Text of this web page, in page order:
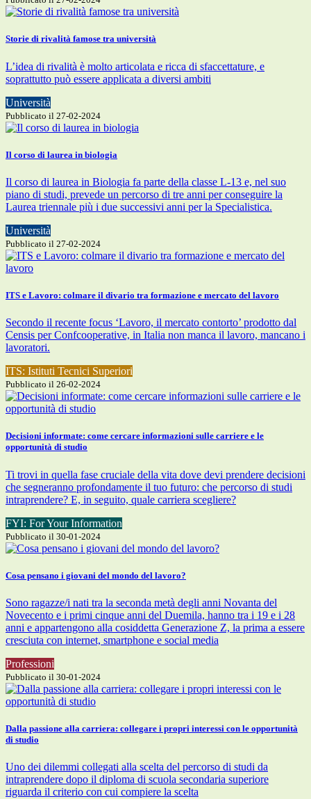
Storie di rivalità famose tra università
L’idea di rivalità è molto articolata e ricca di sfaccettature, e
soprattutto può essere applicata a diversi ambiti
Università
Pubblicato il 27-02-2024
Il corso di laurea in biologia
Il corso di laurea in Biologia fa parte della classe L-13 e, nel suo
piano di studi, prevede un percorso di tre anni per conseguire la
Laurea triennale più i due successivi anni per la Specialistica.
Università
Pubblicato il 27-02-2024
ITS e Lavoro: colmare il divario tra formazione e mercato del lavoro
Secondo il recente focus ‘Lavoro, il mercato contorto’ prodotto dal
Censis per Confcooperative, in Italia non manca il lavoro, mancano i
lavoratori.
ITS: Istituti Tecnici Superiori
Pubblicato il 26-02-2024
Decisioni informate: come cercare informazioni sulle carriere e le
opportunità di studio
Ti trovi in quella fase cruciale della vita dove devi prendere decisioni
che segneranno profondamente il tuo futuro: che percorso di studi
intraprendere? E, in seguito, quale carriera scegliere?
FYI: For Your Information
Pubblicato il 30-01-2024
Cosa pensano i giovani del mondo del lavoro?
Sono ragazze/i nati tra la seconda metà degli anni Novanta del
Novecento e i primi cinque anni del Duemila, hanno tra i 19 e i 28
anni e appartengono alla cosiddetta Generazione Z, la prima a essere
cresciuta con internet, smartphone e social media
Professioni
Pubblicato il 30-01-2024
Dalla passione alla carriera: collegare i propri interessi con le opportunità
di studio
Uno dei dilemmi collegati alla scelta del percorso di studi da
intraprendere dopo il diploma di scuola secondaria superiore
riguarda il criterio con cui compiere la scelta